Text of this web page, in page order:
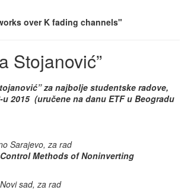
over K fading channels"
Stojanović”
za najbolje studentske radove,
2015 (uručene na danu ETF u Beogradu
Sarajevo, za rad
Methods of Noninverting
sad, za rad